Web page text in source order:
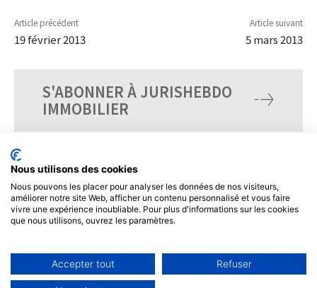
Article précédent
19 février 2013
Article suivant
5 mars 2013
S'ABONNER À JURISHEBDO
IMMOBILIER
Nous utilisons des cookies
Nous pouvons les placer pour analyser les données de nos visiteurs,
améliorer notre site Web, afficher un contenu personnalisé et vous faire
vivre une expérience inoubliable. Pour plus d'informations sur les cookies
que nous utilisons, ouvrez les paramètres.
Accepter tout Refuser